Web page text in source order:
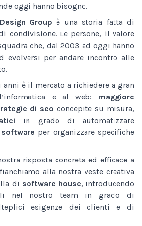
oggi hanno bisogno.
Group è una storia fatta di
condivisione. Le persone, il valore
che, dal 2003 ad oggi hanno
evolversi per andare incontro alle
anni è il mercato a richiedere a gran
e al web: maggiore
di seo concepite su misura,
in grado di automatizzare
software per organizzare specifiche
risposta concreta ed efficace a
alla nostra veste creativa
di software house, introducendo
nel nostro team in grado di
esigenze dei clienti e di